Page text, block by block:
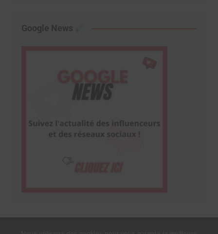
Google News